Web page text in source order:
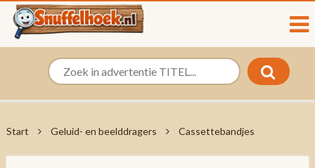
Start Geluid- en beelddragers Cassettebandjes